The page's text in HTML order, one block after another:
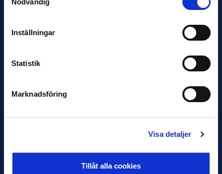
Inställningar
Statistik
Marknadsföring
Visa detaljer
Tillåt alla cookies
Inleder mot…